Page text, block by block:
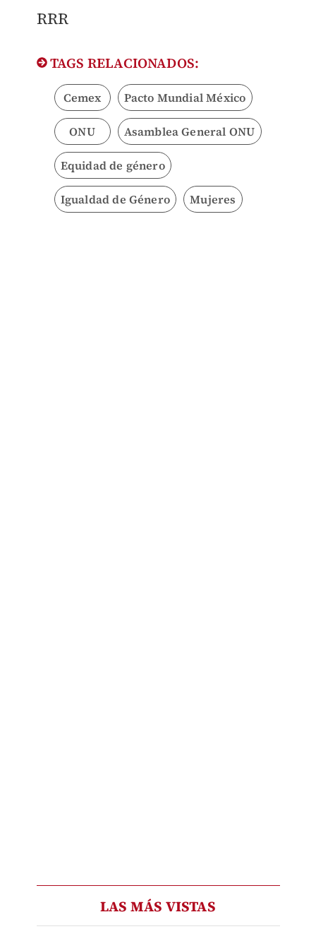
​RRR
TAGS RELACIONADOS:
Cemex Pacto Mundial México
ONU Asamblea General ONU
Equidad de género
Igualdad de Género Mujeres
LAS MÁS VISTAS